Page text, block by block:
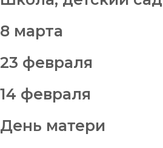
8 марта
23 февраля
14 февраля
День матери